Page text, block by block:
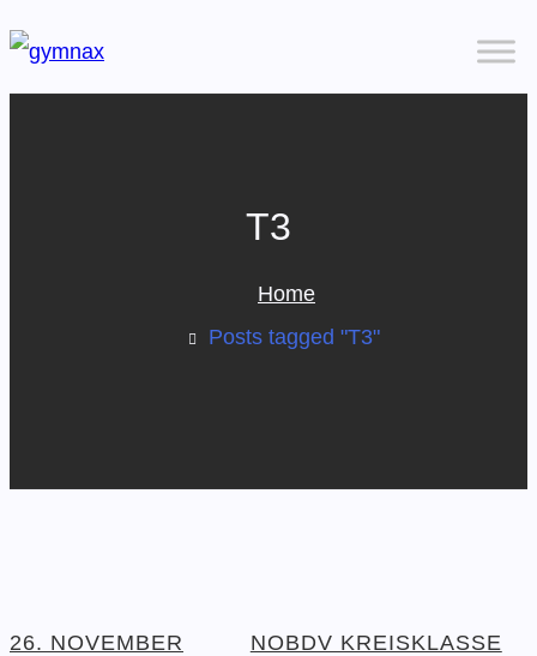
T3
Home
Posts tagged "T3"
26. NOVEMBER
NOBDV KREISKLASSE